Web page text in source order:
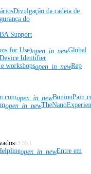
Divulgação da cadeia de
do
Support
for Use)open_in_newGlobal
Identifier
workshopsopen_in_newRep
open_in_new
open_in_new
v3.55.1
open_in_newEntre em